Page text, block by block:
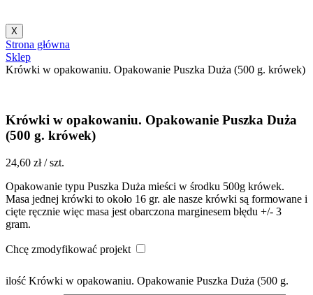
X
Strona główna
Sklep
Krówki w opakowaniu. Opakowanie Puszka Duża (500 g. krówek)
Krówki w opakowaniu. Opakowanie Puszka Duża
(500 g. krówek)
24,60 zł / szt.
Opakowanie typu Puszka Duża mieści w środku 500g krówek.
Masa jednej krówki to około 16 gr. ale nasze krówki są formowane i
cięte ręcznie więc masa jest obarczona marginesem błędu +/- 3
gram.
Chcę zmodyfikować projekt
ilość Krówki w opakowaniu. Opakowanie Puszka Duża (500 g.